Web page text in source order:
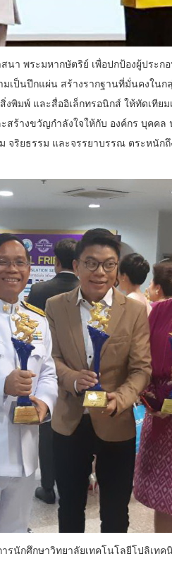
นา พระมหากษัตริย์ เพื่อปกป้องผู้ประ
เป็นปึกแผ่น สร้างรากฐานที่มั่นคงใน
พิมพ์ และสื่ออิเล็กทรอนิกส์ ให้ทัดเทีย
สร้างขวัญกำลังใจให้กับ องค์กร บุคค
จริยธรรม และจรรยาบรรณ ตระหนั
รนักศึกษาวิทยาลัยเทคโนโลยีโปลิเท